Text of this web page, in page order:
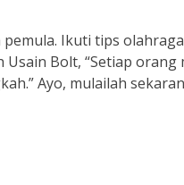
Ikuti tips
Bolt, “Setiap
Ayo, mulailah